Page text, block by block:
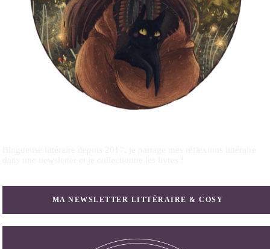
MA NEWSLETTER LITTÉRAIRE & COSY